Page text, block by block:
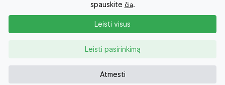
Privatumo politika
Kontaktai
spauskite čia.
Atmesti
Leisti pasirinkimą
Leisti visus